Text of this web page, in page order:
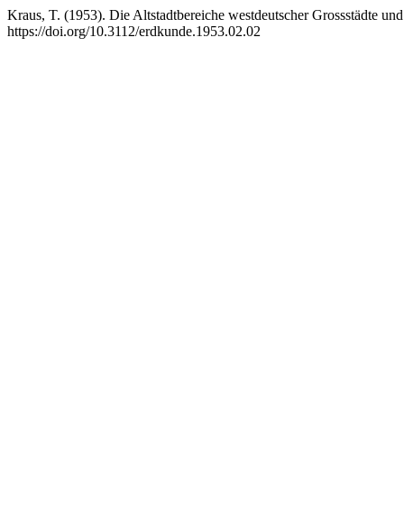
Kraus, T. (1953). Die Altstadtbereiche westdeutscher Grossstädte
https://doi.org/10.3112/erdkunde.1953.02.02